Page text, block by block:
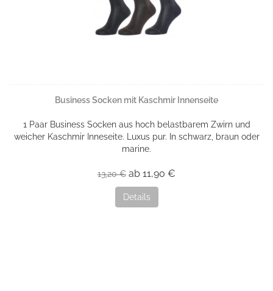
Business Socken mit Kaschmir Innenseite
1 Paar Business Socken aus hoch belastbarem Zwirn und
weicher Kaschmir Inneseite. Luxus pur. In schwarz, braun oder
marine.
13,20 € ab 11,90 €
Details